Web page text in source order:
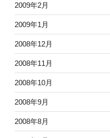
2009年2月
2009年1月
2008年12月
2008年11月
2008年10月
2008年9月
2008年8月